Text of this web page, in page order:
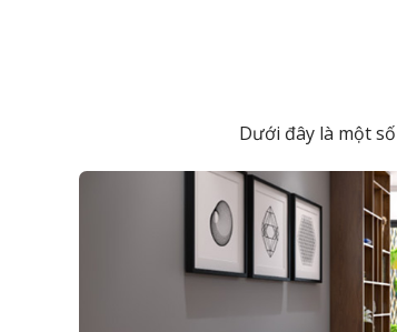
Dưới đây là một